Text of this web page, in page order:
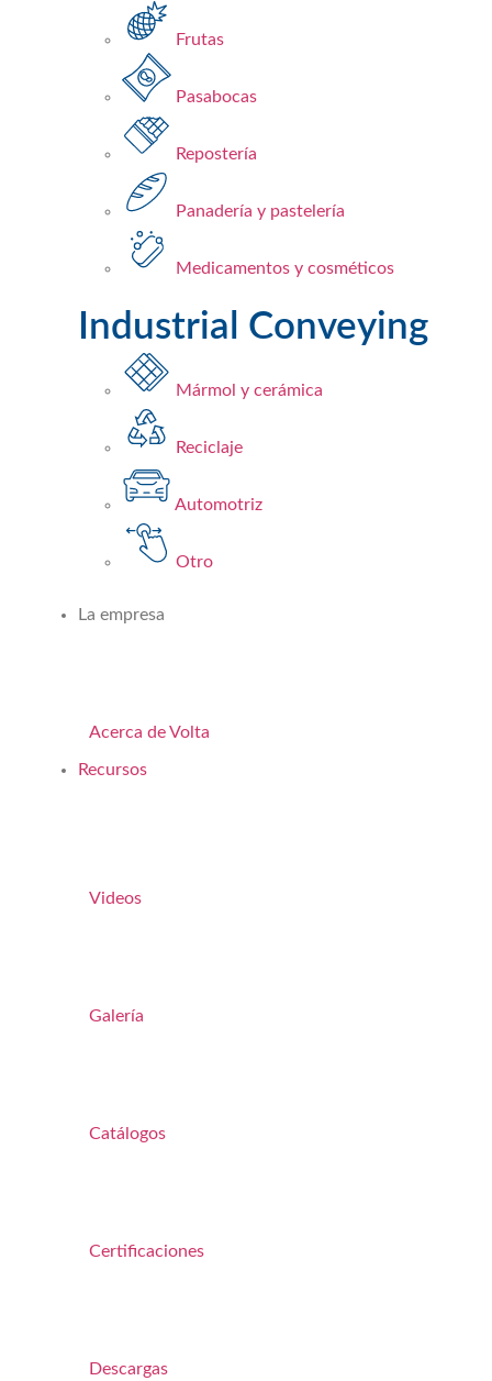
Frutas​
Pasabocas
Repostería​
Panadería y pastelería​
Medicamentos y cosméticos​
Industrial Conveying
Mármol y cerámica
Reciclaje
Automotriz
Otro
La empresa
Acerca de Volta
Recursos
Videos
Galería
Catálogos
Certificaciones
Descargas